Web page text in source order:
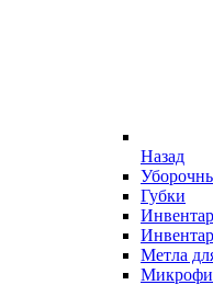
Назад
Губки
Метла